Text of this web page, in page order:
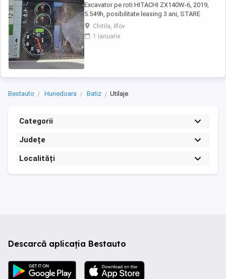
Excavator pe roti HITACHI ZX140W-6, 2019,
5.549h, posibilitate leasing 3 ani, STARE
FOARTE BUNA. Se poate vedea si proba in
Chitila , sos de Centura Bucuresti la UTIROM
INVEST SRL
Chitila, Ilfov
1 ianuarie
Bestauto Hunedoara Batiz Utilaje
Categorii
Județe
Localități
Descarcă aplicația Bestauto